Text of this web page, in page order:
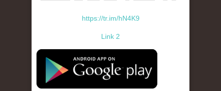
https://tr.im/hN4K9
Link 2
standard-icon-googleplay-app-store.png